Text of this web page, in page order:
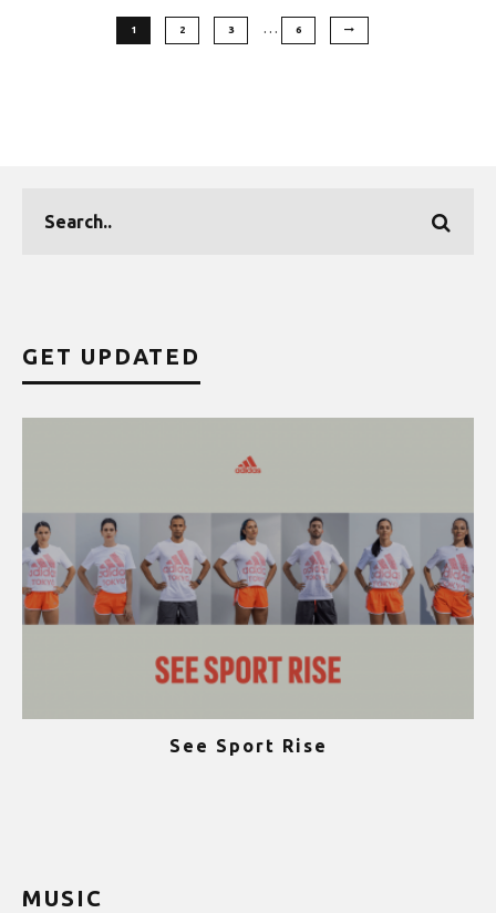
1 2 3 … 6
GET UPDATED
See Sport Rise
MUSIC